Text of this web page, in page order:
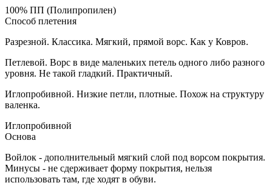
100% ПП (Полипропилен)
Способ плетения
Разрезной. Классика. Мягкий, прямой ворс. Как у Ковров.
Петлевой. Ворс в виде маленьких петель одного либо разного
уровня. Не такой гладкий. Практичный.
Иглопробивной. Низкие петли, плотные. Похож на структуру
валенка.
Иглопробивной
Основа
Войлок - дополнительный мягкий слой под ворсом покрытия.
Минусы - не сдерживает форму покрытия, нельзя
использовать там, где ходят в обуви.